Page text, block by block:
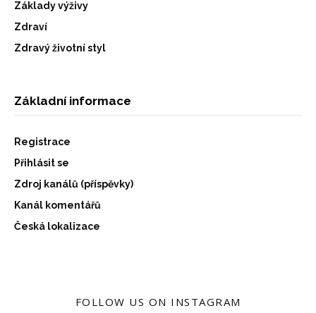
Základy výživy
Zdraví
Zdravý životní styl
Základní informace
Registrace
Přihlásit se
Zdroj kanálů (příspěvky)
Kanál komentářů
Česká lokalizace
FOLLOW US ON INSTAGRAM